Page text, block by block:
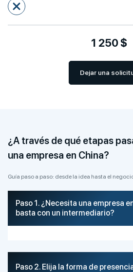
1 250 $
Dejar una
¿A través de qué etapas
una empresa en China?
Guía paso a paso: desde la idea hasta el
Paso 1. ¿Necesita una empresa
basta con un intermediario?
Paso 2. Elija la forma de